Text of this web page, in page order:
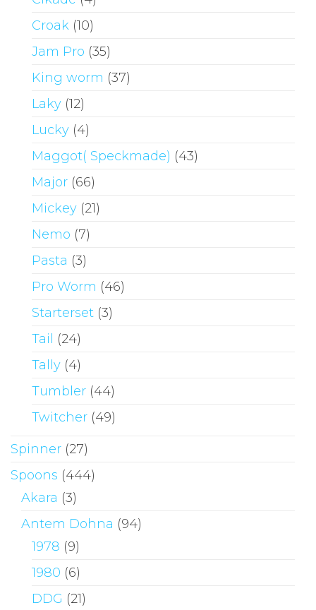
Croak (10)
Jam Pro (35)
King worm (37)
Laky (12)
Lucky (4)
Maggot( Speckmade) (43)
Major (66)
Mickey (21)
Nemo (7)
Pasta (3)
Pro Worm (46)
Starterset (3)
Tail
(24)
Tally (4)
Tumbler (44)
Twitcher (49)
Spinner (27)
Spoons (444)
Akara (3)
Antem Dohna (94)
1978 (9)
1980 (6)
DDG (21)